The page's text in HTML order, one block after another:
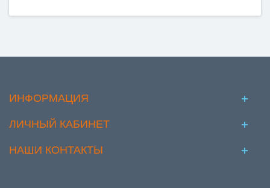
ИНФОРМАЦИЯ
ЛИЧНЫЙ КАБИНЕТ
НАШИ КОНТАКТЫ